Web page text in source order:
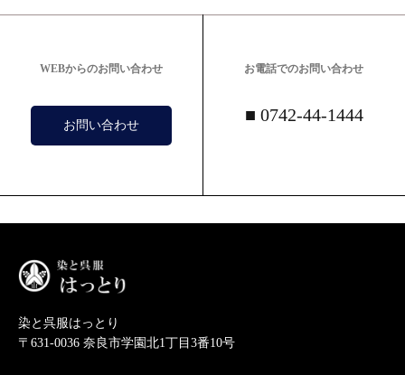
WEBからのお問い合わせ
お問い合わせ
お電話でのお問い合わせ
■ 0742-44-1444
染と呉服はっとり
〒631-0036 奈良市学園北1丁目3番10号